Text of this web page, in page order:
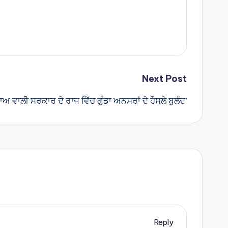
Next Post
ਵਾਲੀ ਸਰਕਾਰ ਦੇ ਰਾਜ ਵਿੱਚ ਗੁੰਡਾ ਅਨਸਰਾਂ ਦੇ ਹੌਸਲੇ ਬੁਲੰਦ’
Reply